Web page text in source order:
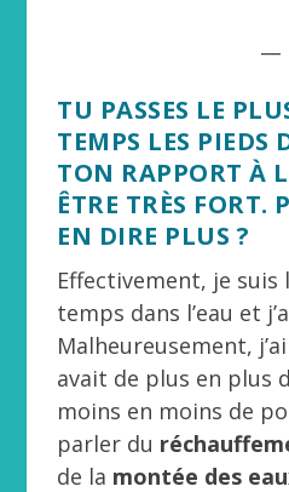
TU PASSES LE
TEMPS LES PIEDS
TON RAPPORT À
ÊTRE TRÈS FORT.
EN DIRE PLUS ?
Effectivement, je
temps dans l’eau et
Malheureusement,
avait de plus en plus
moins en moins de
parler du
de la montée des